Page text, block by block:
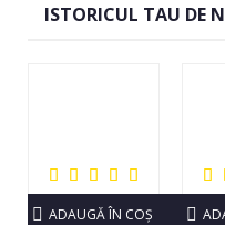
ISTORICUL TAU DE
ADAUGĂ ÎN COŞ